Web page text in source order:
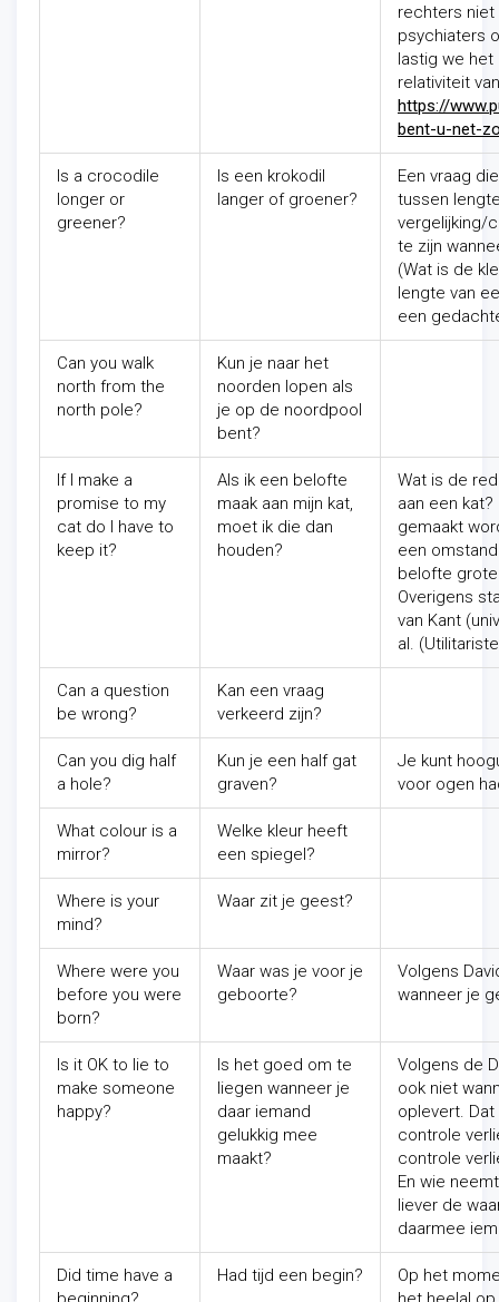
rechters niet
psychiaters
lastig we
relativiteit
https://
bent-u-net-
Is a crocodile
longer or
greener?
Is een krokodil
langer of groener?
Een vraag
tussen
vergelijking/
te zijn
(Wat is de
lengte van
een
Can you walk
north from the
north pole?
Kun je naar het
noorden lopen als
je op de noordpool
bent?
If I make a
promise to my
cat do I have to
keep it?
Als ik een belofte
maak aan mijn kat,
moet ik die dan
houden?
Wat is de
aan een
gemaakt
een
belofte
Overigens
van Kant
al.
Can a question
be wrong?
Kan een vraag
verkeerd zijn?
Can you dig half
a hole?
Kun je een half gat
graven?
Je kunt
voor ogen
What colour is a
mirror?
Welke kleur heeft
een spiegel?
Where is your
mind?
Waar zit je geest?
Where were you
before you were
born?
Waar was je voor je
geboorte?
Volgens
wanneer je
Is it OK to lie to
make someone
happy?
Is het goed om te
liegen wanneer je
daar iemand
gelukkig mee
maakt?
Volgens de
ook niet
oplevert.
controle
controle
En wie
liever de
daarmee
Did time have a
Had tijd een begin?
Op het